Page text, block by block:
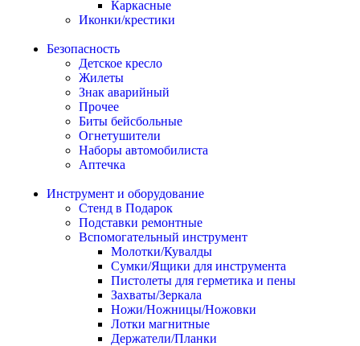
Каркасные
Иконки/крестики
Безопасность
Детское кресло
Жилеты
Знак аварийный
Прочее
Биты бейсбольные
Огнетушители
Наборы автомобилиста
Аптечка
Инструмент и оборудование
Стенд в Подарок
Подставки ремонтные
Вспомогательный инструмент
Молотки/Кувалды
Сумки/Ящики для инструмента
Пистолеты для герметика и пены
Захваты/Зеркала
Ножи/Ножницы/Ножовки
Лотки магнитные
Держатели/Планки